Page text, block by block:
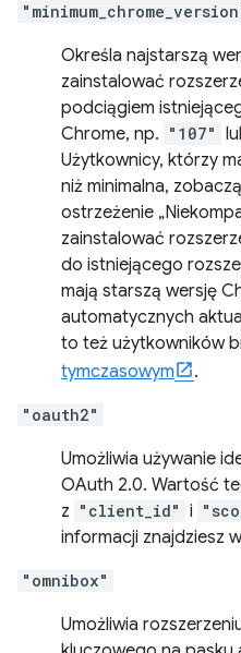
Określa najstarszą
zainstalować
podciągiem
Chrome, np. "107"
Użytkownicy, którzy
niż minimalna,
ostrzeżenie
zainstalować
do istniejącego
mają starszą wersję
automatycznych
to też użytkowników
tymczasowym
.
"oauth2"
Umożliwia używanie
OAuth 2.0. Wartość
z "client_id" i
informacji znajdziesz
"omnibox"
Umożliwia